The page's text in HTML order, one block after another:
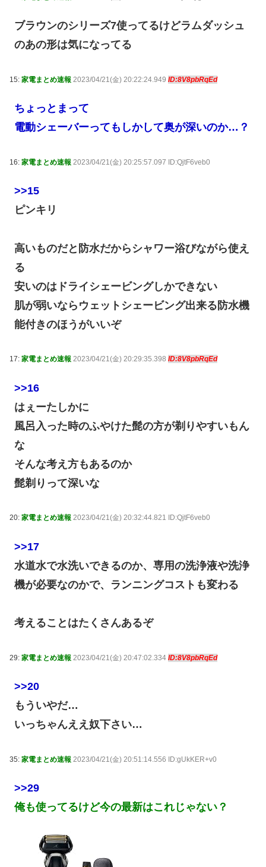
ブラウンのシリーズ7使ってるけどラムダッシュ
のあの形は気になってる
15: 家電まとめ速報 2023/04/21(金) 20:22:24.949 ID:8V8pbRqEd
ちょっとまって
電動シェーバーってもしかして奥が深いのか…？
16: 家電まとめ速報 2023/04/21(金) 20:25:57.097 ID:QjtF6veb0
>>15
ピンキリ
高いものだと防水だからシャワー浴びながら使え
る
安いのはドライシェービングしかできない
肌が弱いならウェットシェービング出来る防水機
能付きのほうがいいぞ
17: 家電まとめ速報 2023/04/21(金) 20:29:35.398 ID:8V8pbRqEd
>>16
はぇーたしかに
風呂入った時のふやけた髭の方が剃りやすいもん
な
そんな考え方もあるのか
髭剃りって深いな
20: 家電まとめ速報 2023/04/21(金) 20:32:44.821 ID:QjtF6veb0
>>17
水道水で水洗いできるのか、専用の洗浄液や洗浄
機が必要なのかで、ランニングコストも変わる
考えることはたくさんあるぞ
29: 家電まとめ速報 2023/04/21(金) 20:47:02.334 ID:8V8pbRqEd
>>20
もういやだ…
いっちゃんええ奴下さい…
35: 家電まとめ速報 2023/04/21(金) 20:51:14.556 ID:gUkKER+v0
>>29
俺も使ってるけど今の最新はこれじゃない？